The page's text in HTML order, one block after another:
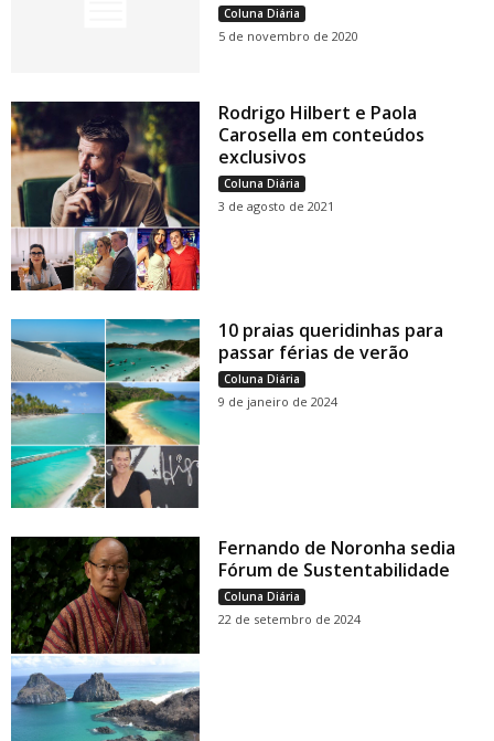
Coluna Diária
5 de novembro de 2020
Rodrigo Hilbert e Paola
Carosella em conteúdos
exclusivos
Coluna Diária
3 de agosto de 2021
10 praias queridinhas para
passar férias de verão
Coluna Diária
9 de janeiro de 2024
Fernando de Noronha sedia
Fórum de Sustentabilidade
Coluna Diária
22 de setembro de 2024